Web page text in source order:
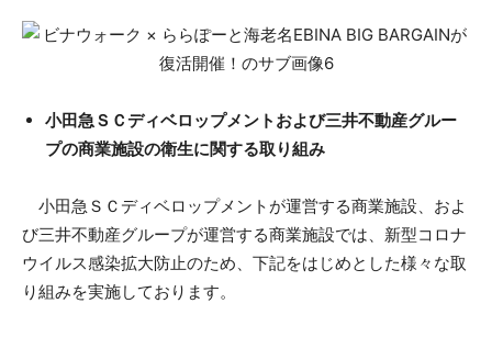
小田急ＳＣディベロップメントおよび三井不動産グルー
プの商業施設の衛生に関する取り組み
小田急ＳＣディベロップメントが運営する商業施設、およ
び三井不動産グループが運営する商業施設では、新型コロナ
ウイルス感染拡大防止のため、下記をはじめとした様々な取
り組みを実施しております。